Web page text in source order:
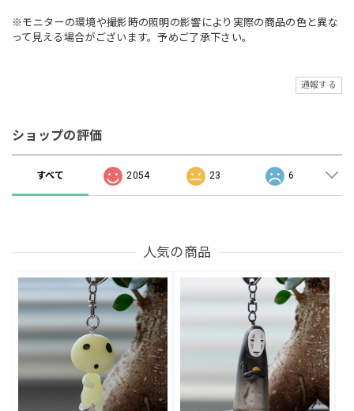
※モニターの環境や撮影時の照明の影響により実際の商品の色と異な
って見える場合がございます。予めご了承下さい。
通報する
ショップの評価
すべて 2054 23 6
人気の商品